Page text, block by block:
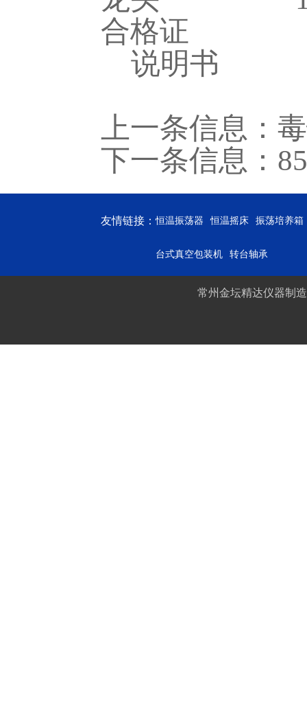
合格证 1
说明书
上一条信息：
下一条信息：
友情链接：恒温振荡器 恒温摇床 振荡培养箱
台式真空包装机 转台轴承
常州金坛精达仪器制